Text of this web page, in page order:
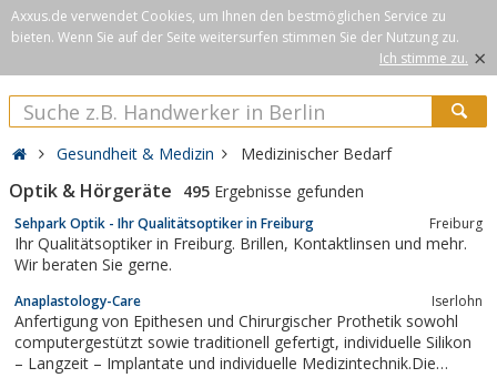
Axxus.de verwendet Cookies, um Ihnen den bestmöglichen Service zu
bieten. Wenn Sie auf der Seite weitersurfen stimmen Sie der Nutzung zu.
Ich stimme zu. ×
Gesundheit & Medizin Medizinischer Bedarf
Optik & Hörgeräte 495 Ergebnisse gefunden
Sehpark Optik - Ihr Qualitätsoptiker in Freiburg Freiburg
Ihr Qualitätsoptiker in Freiburg. Brillen, Kontaktlinsen und mehr.
Wir beraten Sie gerne.
Anaplastology-Care Iserlohn
Anfertigung von Epithesen und Chirurgischer Prothetik sowohl
computergestützt sowie traditionell gefertigt, individuelle Silikon
– Langzeit – Implantate und individuelle Medizintechnik.Die